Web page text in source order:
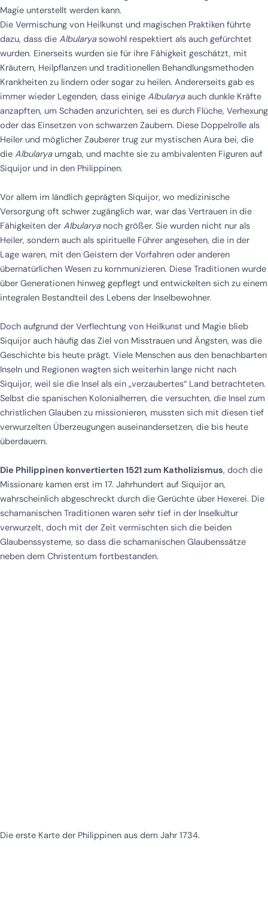
Magie unterstellt werden kann.
Die Vermischung von Heilkunst und magischen Praktiken führte
dazu, dass die Albularyasowohl respektiert als auch gefürchtet
wurden. Einerseits wurden sie für ihre Fähigkeit geschätzt, mit
Kräutern, Heilpflanzen und traditionellen Behandlungsmethoden
Krankheiten zu lindern oder sogar zu heilen. Andererseits gab es
immer wieder Legenden, dass einige Albularyaauch dunkle Kräfte
anzapften, um Schaden anzurichten, sei es durch Flüche, Verhexung
oder das Einsetzen von schwarzen Zaubern. Diese Doppelrolle als
Heiler und möglicher Zauberer trug zur mystischen Aura bei, die
die Albularyaumgab, und machte sie zu ambivalenten Figuren auf
Siquijor und in den Philippinen.
Vor allem im ländlich geprägten Siquijor, wo medizinische
Versorgung oft schwer zugänglich war, war das Vertrauen in die
Fähigkeiten der Albularyanoch größer. Sie wurden nicht nur als
Heiler, sondern auch als spirituelle Führer angesehen, die in der
Lage waren, mit den Geistern der Vorfahren oder anderen
übernatürlichen Wesen zu kommunizieren. Diese Traditionen wurde
über Generationen hinweg gepflegt und entwickelten sich zu einem
integralen Bestandteil des Lebens der Inselbewohner.
Doch aufgrund der Verflechtung von Heilkunst und Magie blieb
Siquijor auch häufig das Ziel von Misstrauen und Ängsten, was die
Geschichte bis heute prägt. Viele Menschen aus den benachbarten
Inseln und Regionen wagten sich weiterhin lange nicht nach
Siquijor, weil sie die Insel als ein „verzaubertes“ Land betrachteten.
Selbst die spanischen Kolonialherren, die versuchten, die Insel zum
christlichen Glauben zu missionieren, mussten sich mit diesen tief
verwurzelten Überzeugungen auseinandersetzen, die bis heute
überdauern.
Die Philippinen konvertierten 1521 zum Katholizismus, doch die
Missionare kamen erst im 17. Jahrhundert auf Siquijor an,
wahrscheinlich abgeschreckt durch die Gerüchte über Hexerei. Die
schamanischen Traditionen waren sehr tief in der Inselkultur
verwurzelt, doch mit der Zeit vermischten sich die beiden
Glaubenssysteme, so dass die schamanischen Glaubenssätze
neben dem Christentum fortbestanden.
Die erste Karte der Philippinen aus dem Jahr 1734.